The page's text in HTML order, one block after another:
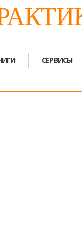
СЕРВИСЫ